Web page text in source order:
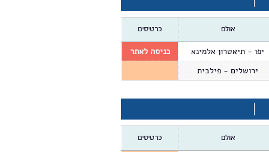
אולם כרטיסים
יפו - תיאטרון אלמינא
כניסה לאתר
ירושלים - פילבית
אולם כרטיסים